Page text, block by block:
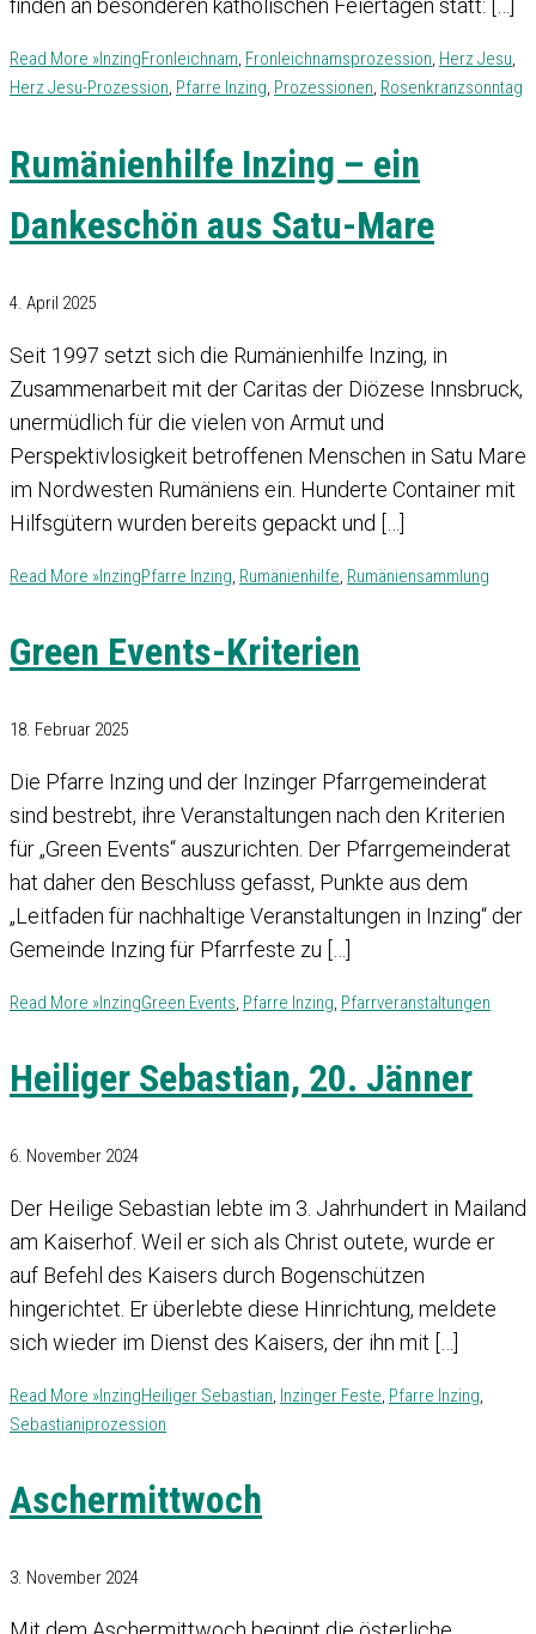
finden an besonderen katholischen Feiertagen statt: […]
Read More » InzingFronleichnam, Fronleichnamsprozession, Herz Jesu,
Herz Jesu-Prozession, Pfarre Inzing, Prozessionen, Rosenkranzsonntag
Rumänienhilfe Inzing – ein
Dankeschön aus Satu-Mare
4. April 2025
Seit 1997 setzt sich die Rumänienhilfe Inzing, in
Zusammenarbeit mit der Caritas der Diözese Innsbruck,
unermüdlich für die vielen von Armut und
Perspektivlosigkeit betroffenen Menschen in Satu Mare
im Nordwesten Rumäniens ein. Hunderte Container mit
Hilfsgütern wurden bereits gepackt und […]
Read More »InzingPfarre Inzing Rumänienhilfe Rumäniensammlung
Green Events-Kriterien
18. Februar 2025
Die Pfarre Inzing und der Inzinger Pfarrgemeinderat
sind bestrebt, ihre Veranstaltungen nach den Kriterien
für „Green Events“ auszurichten. Der Pfarrgemeinderat
hat daher den Beschluss gefasst, Punkte aus dem
„Leitfaden für nachhaltige Veranstaltungen in Inzing“ der
Gemeinde Inzing für Pfarrfeste zu […]
Read More »InzingGreen Events, Pfarre Inzing, Pfarrveranstaltungen
Heiliger Sebastian, 20. Jänner
6. November 2024
Der Heilige Sebastian lebte im 3. Jahrhundert in Mailand
am Kaiserhof. Weil er sich als Christ outete, wurde er
auf Befehl des Kaisers durch Bogenschützen
hingerichtet. Er überlebte diese Hinrichtung, meldete
sich wieder im Dienst des Kaisers, der ihn mit […]
Read More »InzingHeiliger Sebastian, Inzinger Feste, Pfarre Inzing,
Sebastianiprozession
Aschermittwoch
3. November 2024